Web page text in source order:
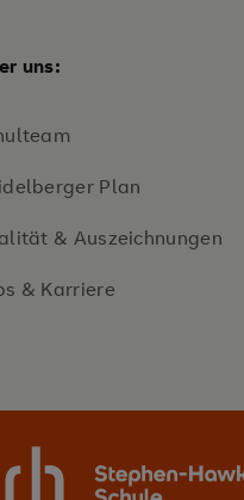
uns:
Plan
& Auszeichnungen
& Karriere